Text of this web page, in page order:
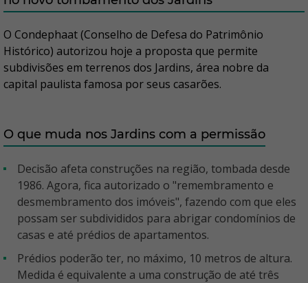
O Condephaat (Conselho de Defesa do Patrimônio
Histórico) autorizou hoje a proposta que permite
subdivisões em terrenos dos Jardins, área nobre da
capital paulista famosa por seus casarões.
O que muda nos Jardins com a permissão
Decisão afeta construções na região, tombada desde
1986. Agora, fica autorizado o "remembramento e
desmembramento dos imóveis", fazendo com que eles
possam ser subdivididos para abrigar condomínios de
casas e até prédios de apartamentos.
Prédios poderão ter, no máximo, 10 metros de altura.
Medida é equivalente a uma construção de até três